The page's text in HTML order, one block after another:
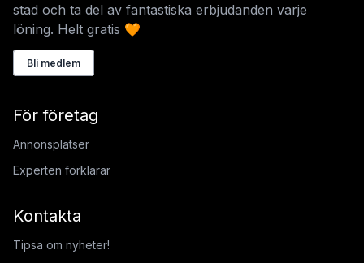
stad och ta del av fantastiska erbjudanden varje
löning. Helt gratis 🧡
Bli medlem
För företag
Annonsplatser
Experten förklarar
Kontakta
Tipsa om nyheter!